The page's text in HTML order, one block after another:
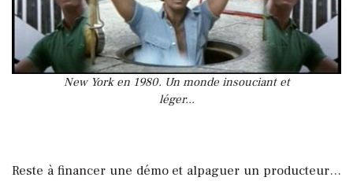
New York en 1980. Un monde insouciant et
léger...
Reste à financer une démo et alpaguer un producteur…